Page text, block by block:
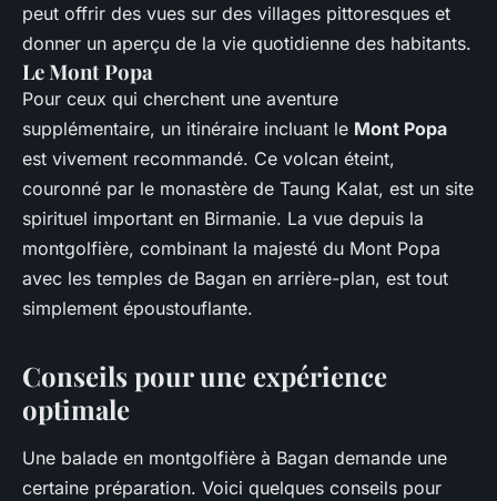
peut offrir des vues sur des villages pittoresques et
donner un aperçu de la vie quotidienne des habitants.
Le Mont Popa
Pour ceux qui cherchent une aventure
supplémentaire, un itinéraire incluant le Mont Popa
est vivement recommandé. Ce volcan éteint,
couronné par le monastère de Taung Kalat, est un site
spirituel important en Birmanie. La vue depuis la
montgolfière, combinant la majesté du Mont Popa
avec les temples de Bagan en arrière-plan, est tout
simplement époustouflante.
Conseils pour une expérience
optimale
Une balade en montgolfière à Bagan demande une
certaine préparation. Voici quelques conseils pour